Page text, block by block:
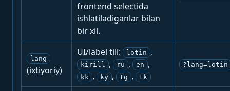
frontend selectida
ishlatiladiganlar bilan
bir xil.
lang
(ixtiyoriy)
UI/label tili: lotin ,
kirill , ru , en ,
kk , ky , tg , tk
?lang=lotin